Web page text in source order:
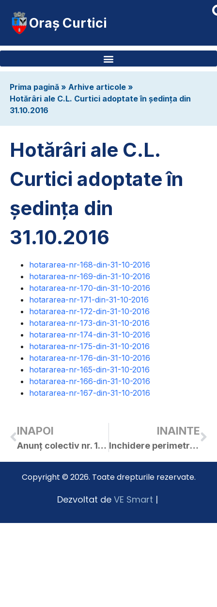
Oraș Curtici
Prima pagină » Arhive articole »
Hotărâri ale C.L. Curtici adoptate în ședința din
31.10.2016
Hotărâri ale C.L.
Curtici adoptate în
ședința din
31.10.2016
hotararea-nr-168-din-31-10-2016
hotararea-nr-169-din-31-10-2016
hotararea-nr-170-din-31-10-2016
hotararea-nr-171-din-31-10-2016
hotararea-nr-172-din-31-10-2016
hotararea-nr-173-din-31-10-2016
hotararea-nr-174-din-31-10-2016
hotararea-nr-175-din-31-10-2016
hotararea-nr-176-din-31-10-2016
hotararea-nr-165-din-31-10-2016
hotararea-nr-166-din-31-10-2016
hotararea-nr-167-din-31-10-2016
INAPOI
Anunț colectiv nr. 16745 / 14.11.2016
INAINTE
Inchidere perimetrala piata agroalimentara
Copyright © 2026. Toate drepturile rezervate.
Dezvoltat de VE Smart |